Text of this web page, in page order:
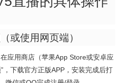
或使用网页端）
在应用商店（苹果App Store或安卓应
，下载官方正版APP，安装完成后打